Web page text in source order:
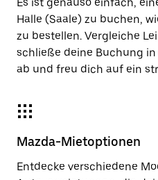
Halle (Saale) zu buchen,
zu bestellen. Vergleiche
schließe deine Buchung
ab und freu dich auf ein
Mazda-Mietoptionen
Entdecke verschiedene